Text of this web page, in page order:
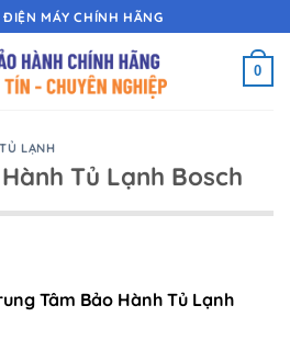
MÁY CHÍNH HÃNG
0
LẠNH
Tủ Lạnh Bosch
Tâm Bảo Hành Tủ Lạnh